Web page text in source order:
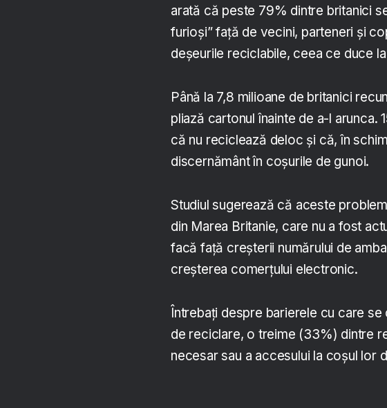
arată că peste 79% dintre britanici
furioși” față de vecini, parteneri și
deșeurile reciclabile, ceea ce duce
Până la 7,8 milioane de britanici
pliază cartonul înainte de a-l arunca.
că nu reciclează deloc și că, în
discernământ în coșurile de gunoi.
Studiul sugerează că aceste
din Marea Britanie, care nu a fost
facă față creșterii numărului de
creșterea comerțului electronic.
Întrebați despre barierele cu care
de reciclare, o treime (33%) dintre
necesar sau a accesului la coșul lor